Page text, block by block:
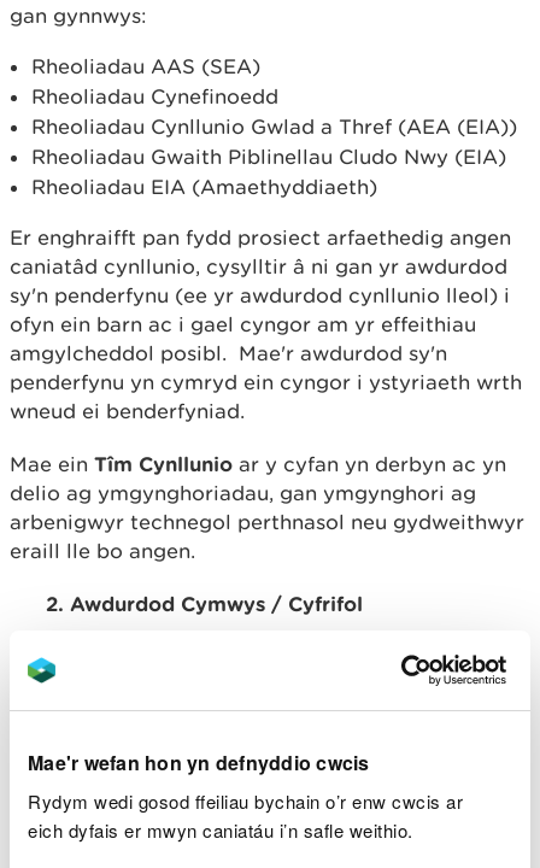
Mae'r wefan hon yn defnyddio cwcis
Rydym wedi gosod ffeiliau bychain o’r enw cwcis ar
eich dyfais er mwyn caniatáu i’n safle weithio.
gan gynnwys:
Rheoliadau AAS (SEA)
Rheoliadau Cynefinoedd
Rheoliadau Cynllunio Gwlad a Thref (AEA (EIA))
Rheoliadau Gwaith Piblinellau Cludo Nwy (EIA)
Rheoliadau EIA (Amaethyddiaeth)
Er enghraifft pan fydd prosiect arfaethedig angen
caniatâd cynllunio, cysylltir â ni gan yr awdurdod
sy'n penderfynu (ee yr awdurdod cynllunio lleol) i
ofyn ein barn ac i gael cyngor am yr effeithiau
amgylcheddol posibl. Mae'r awdurdod sy'n
penderfynu yn cymryd ein cyngor i ystyriaeth wrth
wneud ei benderfyniad.
Mae ein Tîm Cynllunio ar y cyfan yn derbyn ac yn
delio ag ymgynghoriadau, gan ymgynghori ag
arbenigwyr technegol perthnasol neu gydweithwyr
eraill lle bo angen.
2. Awdurdod Cymwys / Cyfrifol
Mae ar rai mathau o waith a gynigir gan gyrff
allanol angen caniatâd gan Gyfoeth Naturiol Cymru
cyn y gallant ddechrau, er enghraifft tynnu dŵr.
yn penderfynu a ddylai gwaith o'r fath fod yn
destun AEA (EIA)/ARhC (HRA) ai peidio. Pan
fyddant, rydym yn rhoi ystyriaeth i ganfyddiadau'r